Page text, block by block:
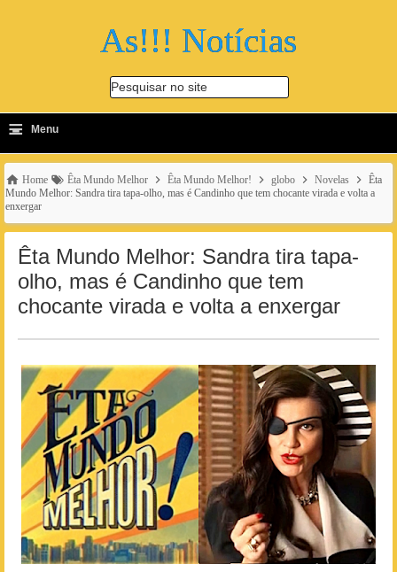
As!!! Notícias
Pesquisar no site
-
≡ Menu
Home Êta Mundo Melhor Êta Mundo Melhor! globo Novelas
Êta
Mundo Melhor: Sandra tira tapa-olho, mas é Candinho que tem chocante virada e volta a
enxergar
Êta Mundo Melhor: Sandra tira tapa-
olho, mas é Candinho que tem
chocante virada e volta a enxergar